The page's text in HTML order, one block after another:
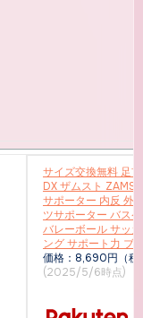
サイズ交換無料 足首サポーター A2-
DX ザムスト
サポーター 内反 外
ツサポーター バス
バレーボール サッ
ング サポート力 ブ
価格：8,690円（税
(2025/5/6時点)